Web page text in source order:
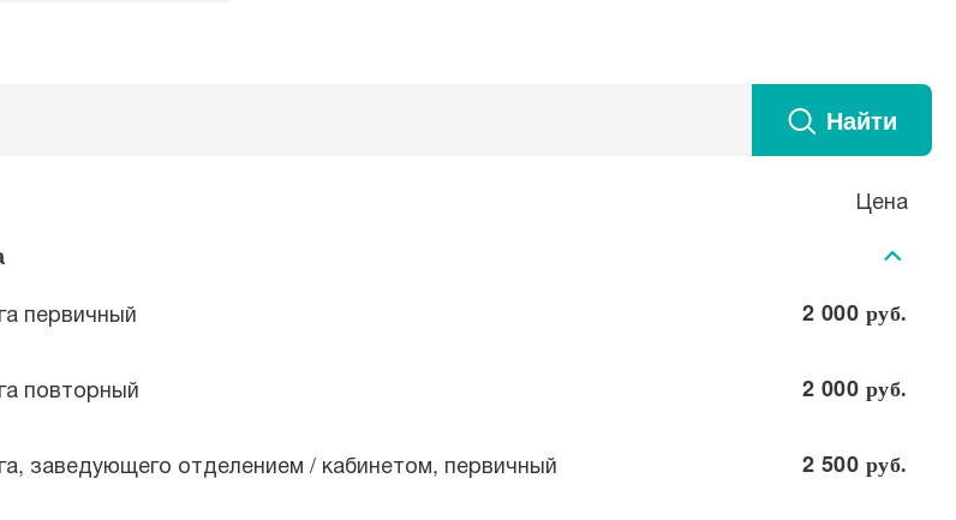
Найти
Цена
первичный
2 000 руб.
повторный 2 000 руб.
заведующего отделением / кабинетом, первичный 2 500 руб.